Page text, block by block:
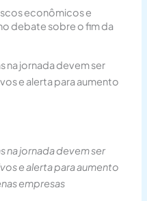
econômicos e
debate sobre o fim da
na jornada devem ser
e alerta para aumento
na jornada devem ser
e alerta para aumento
empresas